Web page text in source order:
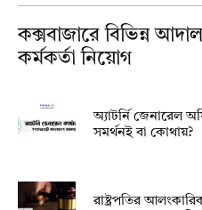
কক্সবাজারে বিভিন্ন
কর্মকর্তা নিয়োগ
অ্যাটর্নি জেনারেল
সমর্থনই বা কোথায়?
রাষ্ট্রপতির